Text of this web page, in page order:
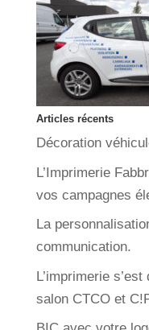
Articles récents
Décoration
L’Imprimerie
vos campagnes
La
communication.
L’imprimerie
salon CTCO et